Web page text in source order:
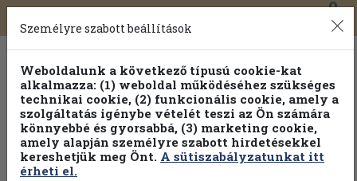
Toggle
navigation
0
Személyre szabott beállítások
Weboldalunk a következő típusú cookie-kat
alkalmazza: (1) weboldal működéséhez szükséges
technikai cookie, (2) funkcionális cookie, amely a
szolgáltatás igénybe vételét teszi az Ön számára
könnyebbé és gyorsabbá, (3) marketing cookie,
amely alapján személyre szabott hirdetésekkel
kereshetjük meg Önt. A sütiszabályzatunkat itt
érheti el.